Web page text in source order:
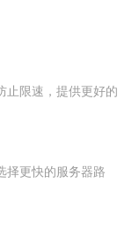
止限速，提供更好的
择更快的服务器路